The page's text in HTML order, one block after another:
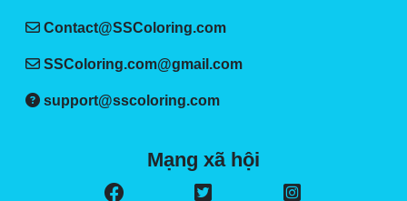
Contact@SSColoring.com
SSColoring.com@gmail.com
support@sscoloring.com
Mạng xã hội